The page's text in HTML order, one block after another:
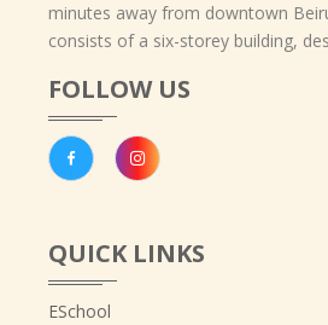
minutes away from downtown
consists of a six-storey building,
FOLLOW US
QUICK LINKS
ESchool